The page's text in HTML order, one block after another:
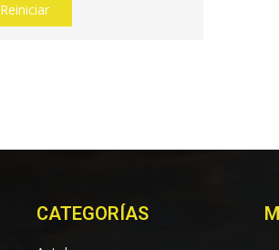
Reiniciar
CATEGORÍAS